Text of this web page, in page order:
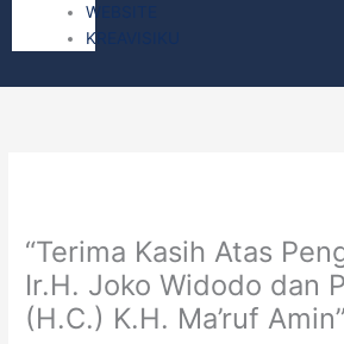
WEBSITE
KREAVISIKU
“Terima Kasih Atas
Ir.H. Joko Widodo dan
(H.C.) K.H. Ma’ruf Amin”